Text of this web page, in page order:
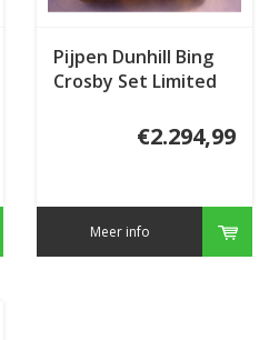
Pijpen Dunhill Bing
Crosby Set Limited
€2.294,99
Meer info